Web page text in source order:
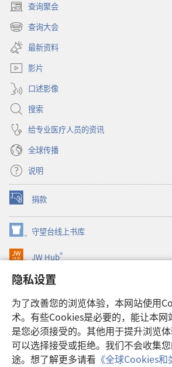
隐私设置
为了改善您的浏览体验，本网站使用
术。有些Cookies是必要的，能让本网
是您必须接受的。其他用于提升浏览
可以选择接受或拒绝。我们不会收集
途。想了解更多请看 《全球Cookies
查询聚会
（打
开
新
窗
口）
查询大会
（打
开
新
窗
最新资料
影片
口述影像
搜索
给专业医疗人员的资讯
全球传播
说明
捐款
（打
开
新
窗
口）
守望台线上书库
（打
开
新
口）
JW Hub®
（打
开
新
窗
口）
JW Library®
Watchtower Library